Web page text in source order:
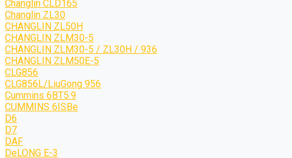
Changlin CLD165
Changlin ZL30
CHANGLIN ZL50H
CHANGLIN ZLM30-5
CHANGLIN ZLM30-5 / ZL30H / 936
CHANGLIN ZLM50E-5
CLG856
CLG856L/LiuGong 956
Cummins 6BT5.9
CUMMINS 6ISBe
D6
D7
DAF
DeLONG Е-3